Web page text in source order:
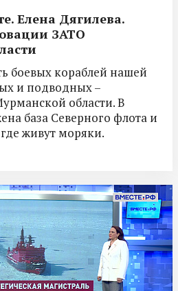
Елена Дягилева.
ЗАТО
боевых кораблей нашей
и подводных –
области. В
база Северного флота и
живут моряки.